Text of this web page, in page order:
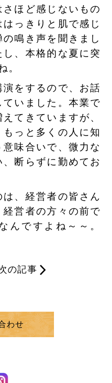
ほど感じないもの
っきりと肌で感じ
鳴き声を聞きまし
、本格的な夏に突
。
をするので、お話
いました。本業で
てきていますが、
っと多くの人に知
味合いで、微力な
断らずに勤めてお
、経営者の皆さん
営者の方々の前で
んですよね～～。
の記事
わせ